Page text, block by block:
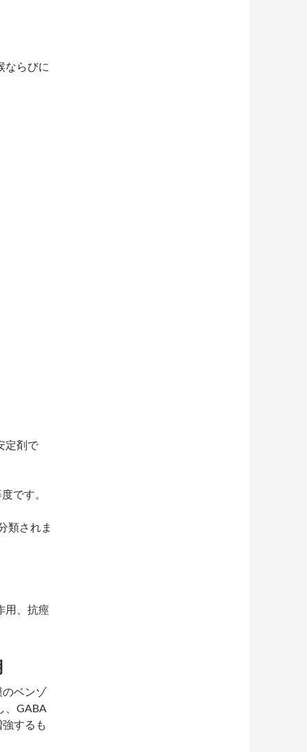
ならびに
定剤で
です。
類されま
用、抗痙
ベンゾ
、GABA
するも